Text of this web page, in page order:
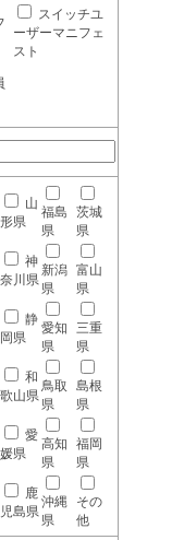
スイッチユ
ーザーマニフェ
スト
山
形県
福島
県
茨城
県
神
奈川県
新潟
県
富山
県
静
岡県
愛知
県
三重
県
和
歌山県
鳥取
県
島根
県
愛
媛県
高知
県
福岡
県
鹿
児島県
沖縄
県
その
他